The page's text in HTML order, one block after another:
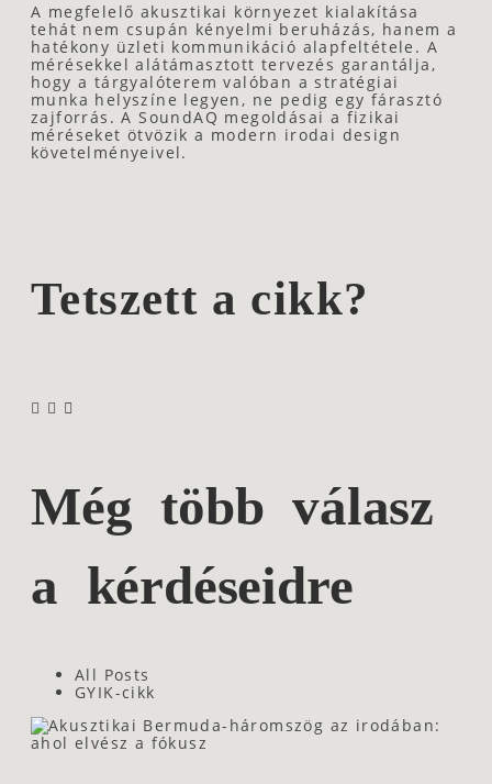
A megfelelő akusztikai környezet kialakítása
tehát nem csupán kényelmi beruházás, hanem a
hatékony üzleti kommunikáció alapfeltétele. A
mérésekkel alátámasztott tervezés garantálja,
hogy a tárgyalóterem valóban a stratégiai
munka helyszíne legyen, ne pedig egy fárasztó
zajforrás. A SoundAQ megoldásai a fizikai
méréseket ötvözik a modern irodai design
követelményeivel.
Tetszett a cikk?
Még több válasz
a kérdéseidre
All Posts
GYIK-cikk